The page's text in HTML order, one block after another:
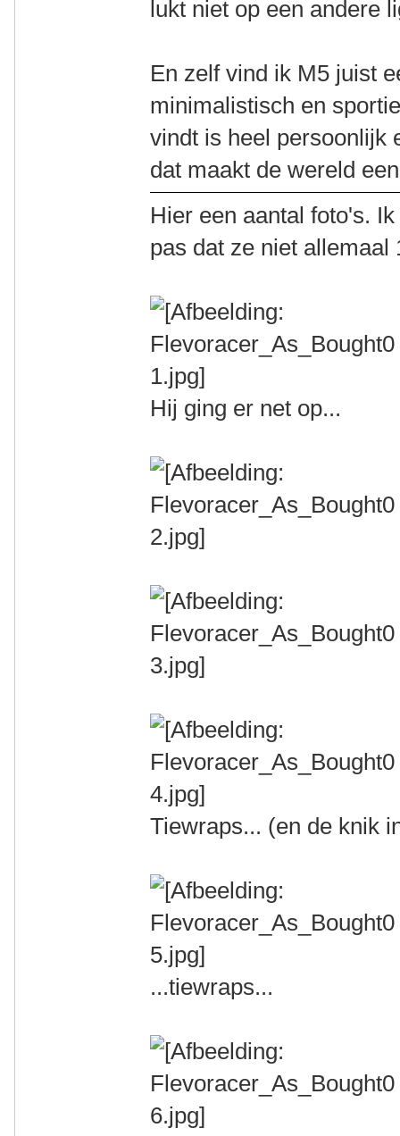
lukt niet op een andere
En zelf vind ik M5 juist
minimalistisch en
vindt is heel persoonlijk
dat maakt de wereld
Hier een aantal foto's.
pas dat ze niet allemaal
Hij ging er net op...
Tiewraps... (en de knik
...tiewraps...